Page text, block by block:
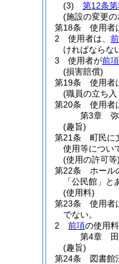
(3)
第12条
(施設の変更の
第18条
使用者
2
使用者は、
ければならな
3
使用者が前項
(損害賠償)
第19条
使用者
(職員の立ち入
第20条
使用者
第3章
(趣旨)
第21条
町民に
使用等につい
(使用の許可等)
第22条
ホール
「公民館」
(使用料)
第23条
使用者
でない。
2
前項の使用
第4章
(趣旨)
第24条
図書館